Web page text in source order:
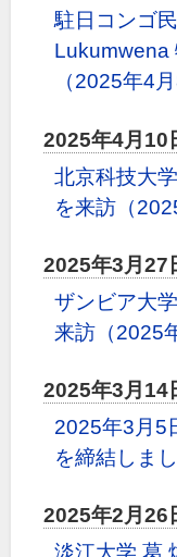
駐日コンゴ
Lukumwena
（2025年4月
2025年4月10
北京科技大
を来訪（
2025年3月27
ザンビア大
来訪（2025
2025年3月14
2025年3月5
を締結しま
2025年2月26
淡江大学 葛